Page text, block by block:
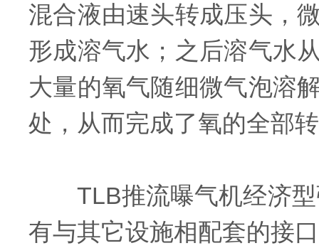
混合液由速头转成压头，
形成溶气水；之后溶气水
大量的氧气随细微气泡溶
处，从而完成了氧的全部
TLB推流曝气机经济型
有与其它设施相配套的接